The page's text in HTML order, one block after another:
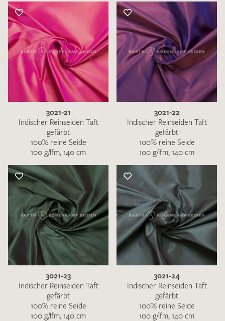
3021-21
Indischer Reinseiden Taft
gefärbt
100% reine Seide
100 g/lfm, 140 cm
3021-22
Indischer Reinseiden Taft
gefärbt
100% reine Seide
100 g/lfm, 140 cm
3021-23
Indischer Reinseiden Taft
gefärbt
100% reine Seide
100 g/lfm, 140 cm
3021-24
Indischer Reinseiden Taft
gefärbt
100% reine Seide
100 g/lfm, 140 cm